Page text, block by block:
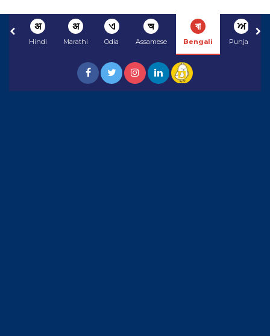
अ
Hindi
अ
Marathi
ଏ
Odia
অ
Assamese
বা
Bengali
ਅ
Punjabi